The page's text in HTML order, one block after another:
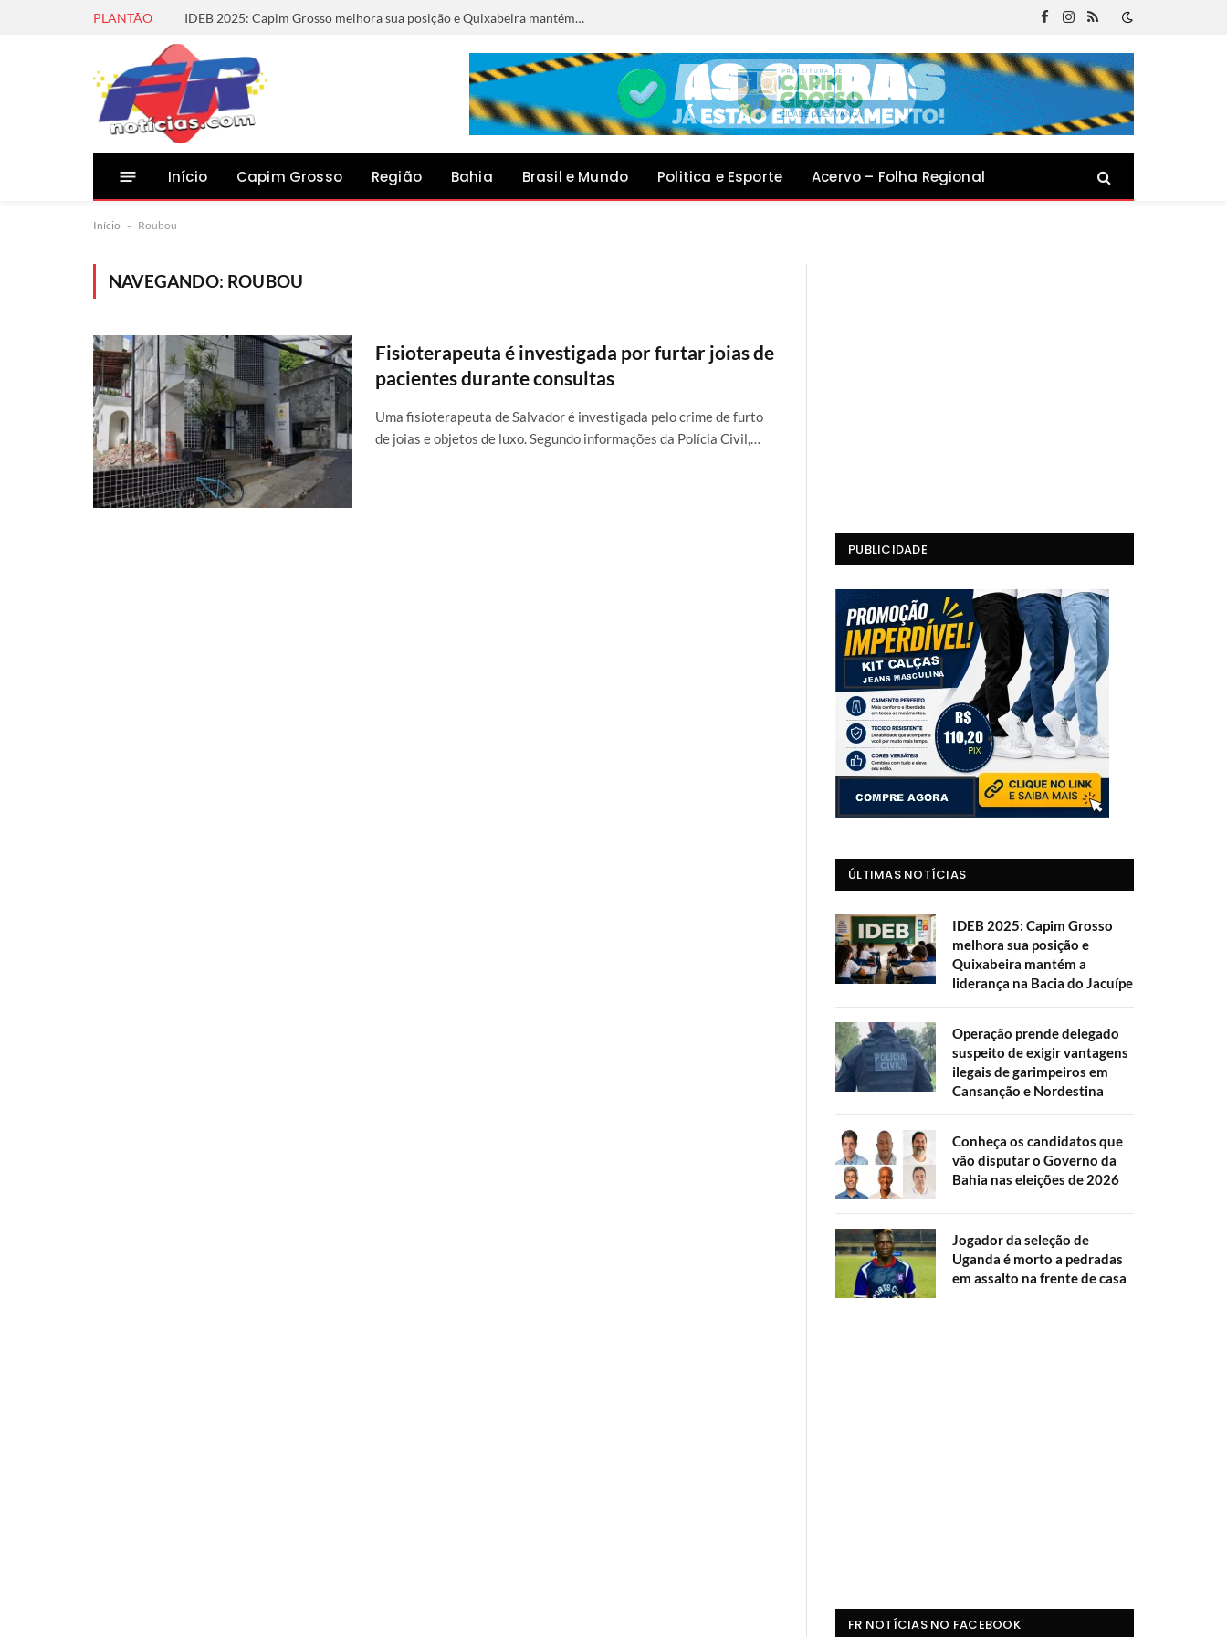
PLANTÃO IDEB 2025: Capim Grosso melhora sua posição e Quixabeira mantém a liderança na Bacia do Jacuípe
Facebook
Instagram
RSS
Início Capim Grosso Região Bahia Brasil e Mundo Politica e Esporte Acervo – Folha Regional
Início - Roubou
NAVEGANDO: ROUBOU
Fisioterapeuta é investigada por furtar joias de
pacientes durante consultas
Uma fisioterapeuta de Salvador é investigada pelo crime de furto
de joias e objetos de luxo. Segundo informações da Polícia Civil,…
PUBLICIDADE
ÚLTIMAS NOTÍCIAS
IDEB 2025: Capim Grosso
melhora sua posição e
Quixabeira mantém a
liderança na Bacia do Jacuípe
Operação prende delegado
suspeito de exigir vantagens
ilegais de garimpeiros em
Cansanção e Nordestina
Conheça os candidatos que
vão disputar o Governo da
Bahia nas eleições de 2026
Jogador da seleção de
Uganda é morto a pedradas
em assalto na frente de casa
FR NOTÍCIAS NO FACEBOOK